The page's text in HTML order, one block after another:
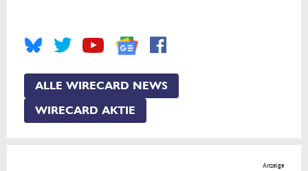
ALLE WIRECARD NEWS
WIRECARD AKTIE
Anzeige